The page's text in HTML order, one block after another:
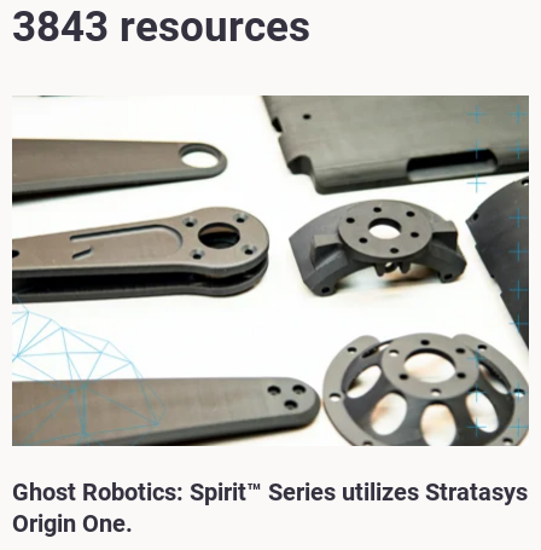
3843 resources
Ghost Robotics: Spirit™ Series utilizes Stratasys
Origin One.